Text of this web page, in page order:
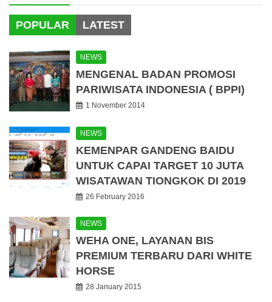
POPULAR LATEST
NEWS
MENGENAL BADAN PROMOSI
PARIWISATA INDONESIA ( BPPI)
1 November 2014
NEWS
KEMENPAR GANDENG BAIDU
UNTUK CAPAI TARGET 10 JUTA
WISATAWAN TIONGKOK DI 2019
26 February 2016
NEWS
WEHA ONE, LAYANAN BIS
PREMIUM TERBARU DARI WHITE
HORSE
28 January 2015